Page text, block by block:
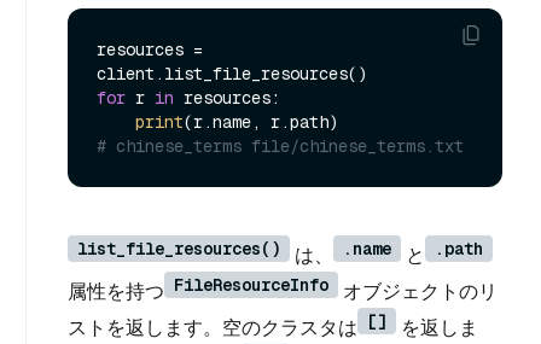
resources =
for r in resources:
print
# chinese_terms file/chinese_terms.txt
list_file_resources() は、 .name と .path
属性を持つ FileResourceInfo
オブジェクトのリ
ストを返します。空のクラスタは
[]
を返しま